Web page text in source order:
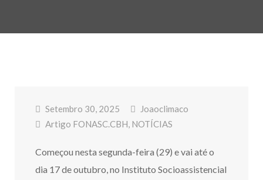
Setembro 30, 2025
Joaoclimaco
Artigo FONASC.CBH, NOTÍCIAS
Começou nesta segunda-feira (29) e vai até o
dia 17 de outubro, no Instituto Socioassistencial